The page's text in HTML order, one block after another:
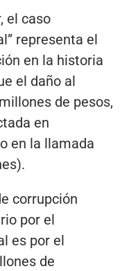
el caso
representa el
en la historia
el daño al
de pesos,
en
en la llamada
corrupción
por el
es por el
de